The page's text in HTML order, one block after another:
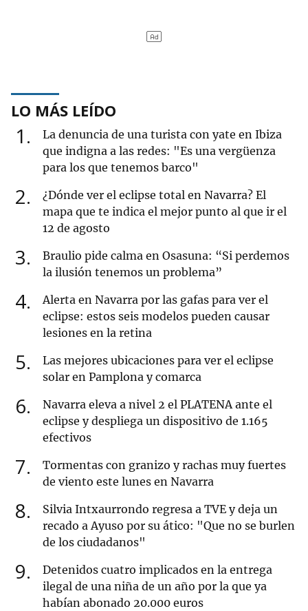
LO MÁS LEÍDO
1
La denuncia de una turista con yate en Ibiza
que indigna a las redes: "Es una vergüenza
para los que tenemos barco"
2
¿Dónde ver el eclipse total en Navarra? El
mapa que te indica el mejor punto al que ir el
12 de agosto
3
Braulio pide calma en Osasuna: “Si perdemos
la ilusión tenemos un problema”
4
Alerta en Navarra por las gafas para ver el
eclipse: estos seis modelos pueden causar
lesiones en la retina
5
Las mejores ubicaciones para ver el eclipse
solar en Pamplona y comarca
6
Navarra eleva a nivel 2 el PLATENA ante el
eclipse y despliega un dispositivo de 1.165
efectivos
7
Tormentas con granizo y rachas muy fuertes
de viento este lunes en Navarra
8
Silvia Intxaurrondo regresa a TVE y deja un
recado a Ayuso por su ático: "Que no se burlen
de los ciudadanos"
9
Detenidos cuatro implicados en la entrega
ilegal de una niña de un año por la que ya
habían abonado 20.000 euros